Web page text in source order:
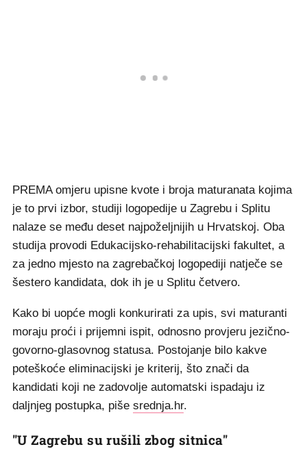
PREMA omjeru upisne kvote i broja maturanata kojima
je to prvi izbor, studiji logopedije u Zagrebu i Splitu
nalaze se među deset najpoželjnijih u Hrvatskoj. Oba
studija provodi Edukacijsko-rehabilitacijski fakultet, a
za jedno mjesto na zagrebačkoj logopediji natječe se
šestero kandidata, dok ih je u Splitu četvero.
Kako bi uopće mogli konkurirati za upis, svi maturanti
moraju proći i prijemni ispit, odnosno provjeru jezično-
govorno-glasovnog statusa. Postojanje bilo kakve
poteškoće eliminacijski je kriterij, što znači da
kandidati koji ne zadovolje automatski ispadaju iz
daljnjeg postupka, piše srednja.hr.
"U Zagrebu su rušili zbog sitnica"